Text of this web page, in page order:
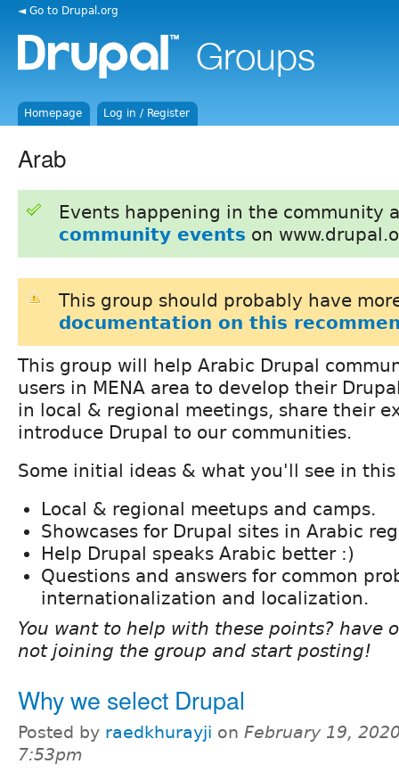
◄ Go to Drupal.org
Homepage Log in / Register
Arab
Events happening in the community
community events on
This group should probably have
documentation on this
This group will help Arabic Drupal
users in MENA area to develop their
in local & regional meetings, share their
introduce Drupal to our communities.
Some initial ideas & what you'll see in
Local & regional meetups and camps.
Showcases for Drupal sites in Arabic
Help Drupal speaks Arabic better :)
Questions and answers for common
internationalization and localization.
You want to help with these points? have
not joining the group and start posting!
Why we select Drupal
Posted by raedkhurayji on February 19,
7:53pm